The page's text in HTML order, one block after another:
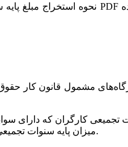
میزان پایه سنوات تجمیعی در سال مورد نظر، اعداد موجود رد محل تلاقی ستون‌های جدول (سال استخدام کارگر) و ردیف‌های آن (سال محاسبه دستمزد مورد ملاحظه قرار گیرد.